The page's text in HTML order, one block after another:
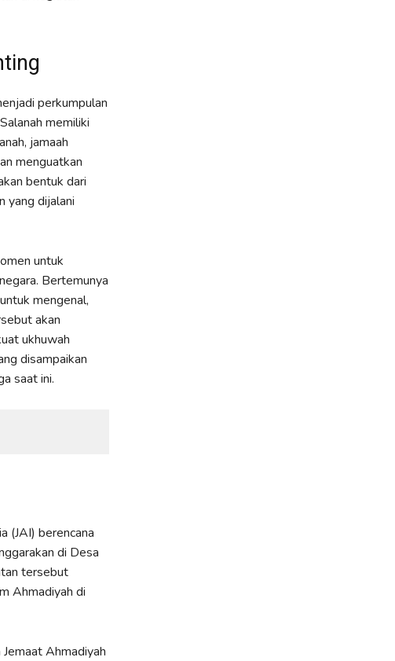
perkumpulan
memiliki
jamaah
menguatkan
bentuk dari
yang dijalani
untuk
Bertemunya
mengenal,
akan
ukhuwah
disampaikan
saat ini.
(JAI) berencana
di Desa
tersebut
Ahmadiyah di
Ahmadiyah